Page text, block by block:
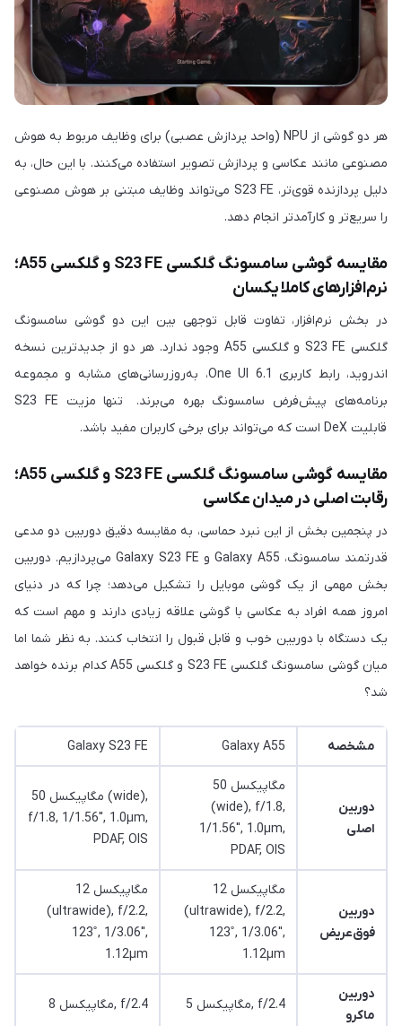
هر دو گوشی از NPU (واحد پردازش عصبی) برای وظایف مربوط به هوش
مصنوعی مانند عکاسی و پردازش تصویر استفاده می‌کنند. با این حال، به
دلیل پردازنده قوی‌تر، S23 FE می‌تواند وظایف مبتنی بر هوش مصنوعی
را سریع‌تر و کارآمدتر انجام دهد.
مقایسه گوشی سامسونگ گلکسی S23 FE و گلکسی A55؛
نرم‌افزارهای کاملا یکسان
در بخش نرم‌افزار، تفاوت قابل توجهی بین این دو گوشی سامسونگ
گلکسی S23 FE و گلکسی A55 وجود ندارد. هر دو از جدیدترین نسخه
اندروید، رابط کاربری One UI 6.1، به‌روزرسانی‌های مشابه و مجموعه
برنامه‌های پیش‌فرض سامسونگ بهره می‌برند. تنها مزیت S23 FE
قابلیت DeX است که می‌تواند برای برخی کاربران مفید باشد.
مقایسه گوشی سامسونگ گلکسی S23 FE و گلکسی A55؛
رقابت اصلی در میدان عکاسی
در پنجمین بخش از این نبرد حماسی، به مقایسه دقیق دوربین دو مدعی
قدرتمند سامسونگ، Galaxy A55 و Galaxy S23 FE می‌پردازیم. دوربین
بخش مهمی از یک گوشی موبایل را تشکیل می‌دهد؛ چرا که در دنیای
امروز همه افراد به عکاسی با گوشی علاقه زیادی دارند و مهم است که
یک دستگاه با دوربین خوب و قابل قبول را انتخاب کنند. به نظر شما اما
میان گوشی سامسونگ گلکسی S23 FE و گلکسی A55 کدام برنده خواهد
شد؟
مشخصه Galaxy A55
Galaxy S23 FE
دوربین
اصلی
50 مگاپیکسل
(wide), f/1.8,
1/1.56", 1.0µm,
PDAF, OIS
50 مگاپیکسل (wide),
f/1.8, 1/1.56", 1.0µm,
PDAF, OIS
دوربین
فوق‌عریض
12 مگاپیکسل
(ultrawide), f/2.2,
123˚, 1/3.06",
1.12µm
12 مگاپیکسل
(ultrawide), f/2.2,
123˚, 1/3.06",
1.12µm
دوربین
ماکرو
5 مگاپیکسل, f/2.4 8 مگاپیکسل, f/2.4